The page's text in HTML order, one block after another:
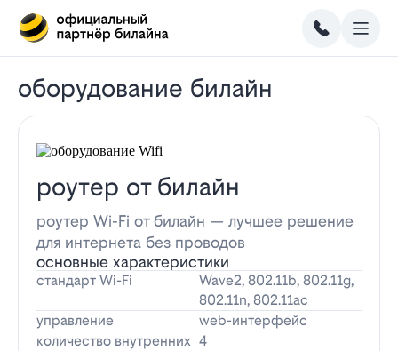
оборудование билайн
роутер от билайн
роутер Wi-Fi от билайн — лучшее решение
для интернета без проводов
основные характеристики
стандарт Wi-Fi
Wave2, 802.11b, 802.11g,
802.11n, 802.11ac
управление
web-интерфейс
количество внутренних 4